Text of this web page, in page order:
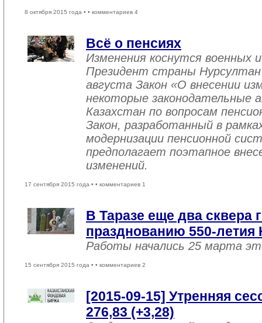
8 октября 2015 года • • комментариев 4
Всё о пенсиях
Изменения коснутся военных
Президент страны Нурсултан
августа Закон «О внесении
некоторые законодательные
Казахстан по вопросам
Закон, разработанный в
модернизации пенсионной
предполагает поэтапное
изменений.
17 сентября 2015 года • • комментариев 1
В Таразе еще два сквера
празднованию 550-летия
Работы начались 25 марта
15 сентября 2015 года • • комментариев 2
[2015-09-15] Утренняя
276,83 (+3,28)